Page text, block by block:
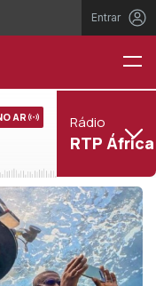
Entrar
AR Rádio
RTP África